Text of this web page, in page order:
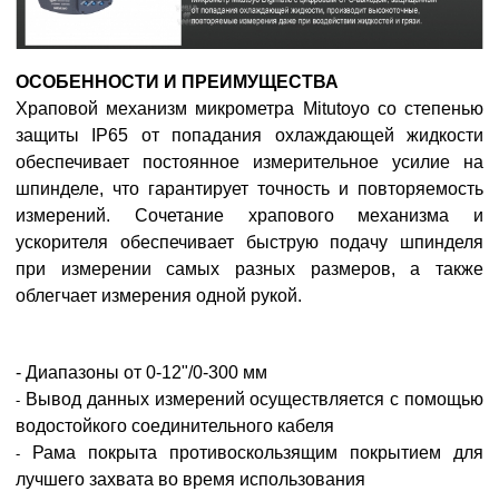
ОСОБЕННОСТИ И ПРЕИМУЩЕСТВА
Храповой механизм микрометра Mitutoyo со степенью
защиты IP65 от попадания охлаждающей жидкости
обеспечивает постоянное измерительное усилие на
шпинделе, что гарантирует точность и повторяемость
измерений. Сочетание храпового механизма и
ускорителя обеспечивает быструю подачу шпинделя
при измерении самых разных размеров, а также
облегчает измерения одной рукой.
- Диапазоны от 0-12"/0-300 мм
- Вывод данных измерений осуществляется с помощью
водостойкого соединительного кабеля
-
Рама покрыта противоскользящим покрытием для
лучшего захвата во время использования